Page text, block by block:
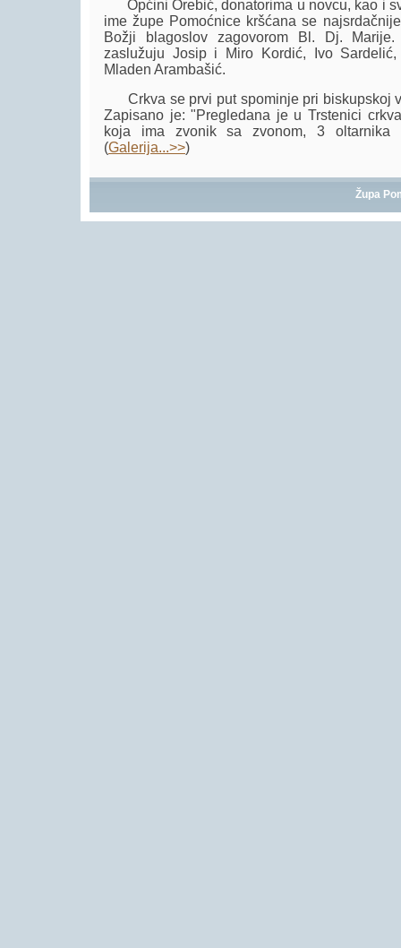
Općini Orebić, donatorima u novcu, kao i
ime župe Pomoćnice kršćana se
Božji blagoslov zagovorom Bl. Dj.
zaslužuju Josip i Miro Kordić, Ivo
Mladen Arambašić.
Crkva se prvi put spominje pri biskupskoj
Zapisano je: "Pregledana je u Trstenici
koja ima zvonik sa zvonom, 3
(Galerija...>>)
Župa